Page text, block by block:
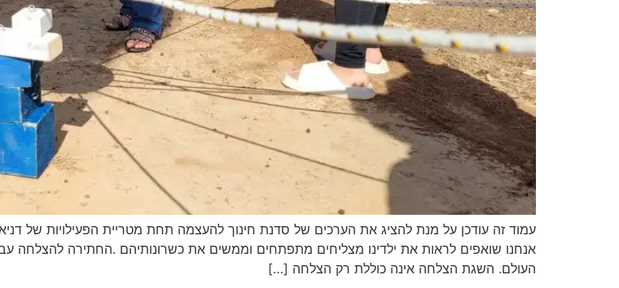
עמוד זה עודכן על מנת להציג את הערכים של סדנת חינוך להעצמה תחת מטריית הפעילויות של
אנחנו שואפים לראות את ילדינו מצליחים מתפתחים וממשים את כשרונותיהם .החתירה להצלחה
העולם. השגת הצלחה אינה כוללת רק הצלחה […]